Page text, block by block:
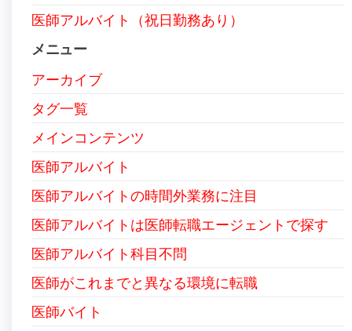
医師アルバイト（祝日勤務あり）
メニュー
アーカイブ
タグ一覧
メインコンテンツ
医師アルバイト
医師アルバイトの時間外業務に注目
医師アルバイトは医師転職エージェントで探す
医師アルバイト科目不問
医師がこれまでと異なる環境に転職
医師バイト